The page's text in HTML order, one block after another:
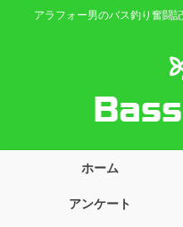
アラフォー男のバス釣り奮闘
ホーム
アンケート